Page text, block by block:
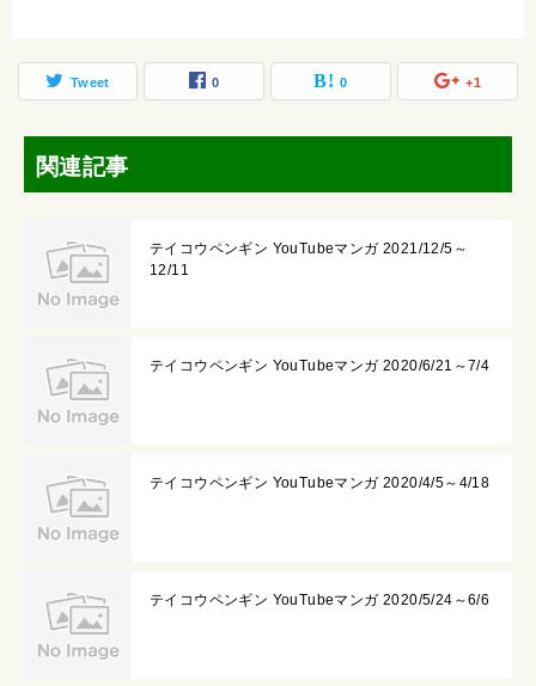
Tweet 0 0 +1
関連記事
テイコウペンギン YouTubeマンガ 2021/12/5～
12/11
テイコウペンギン YouTubeマンガ 2020/6/21～7/4
テイコウペンギン YouTubeマンガ 2020/4/5～4/18
テイコウペンギン YouTubeマンガ 2020/5/24～6/6